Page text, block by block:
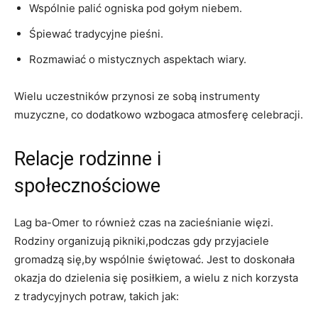
Wspólnie palić ogniska pod gołym niebem.
Śpiewać‍ tradycyjne pieśni.
Rozmawiać o mistycznych aspektach wiary.
Wielu uczestników przynosi ze⁤ sobą instrumenty⁢
muzyczne, co dodatkowo wzbogaca atmosferę celebracji.
Relacje rodzinne ⁤i
społecznościowe
Lag ba-Omer to również czas na ⁣zacieśnianie ‌więzi.
Rodziny organizują ⁣pikniki,podczas gdy przyjaciele
gromadzą⁣ się,by wspólnie świętować. Jest to doskonała
‌okazja do dzielenia się posiłkiem, a wielu z nich korzysta
z tradycyjnych potraw, takich jak: